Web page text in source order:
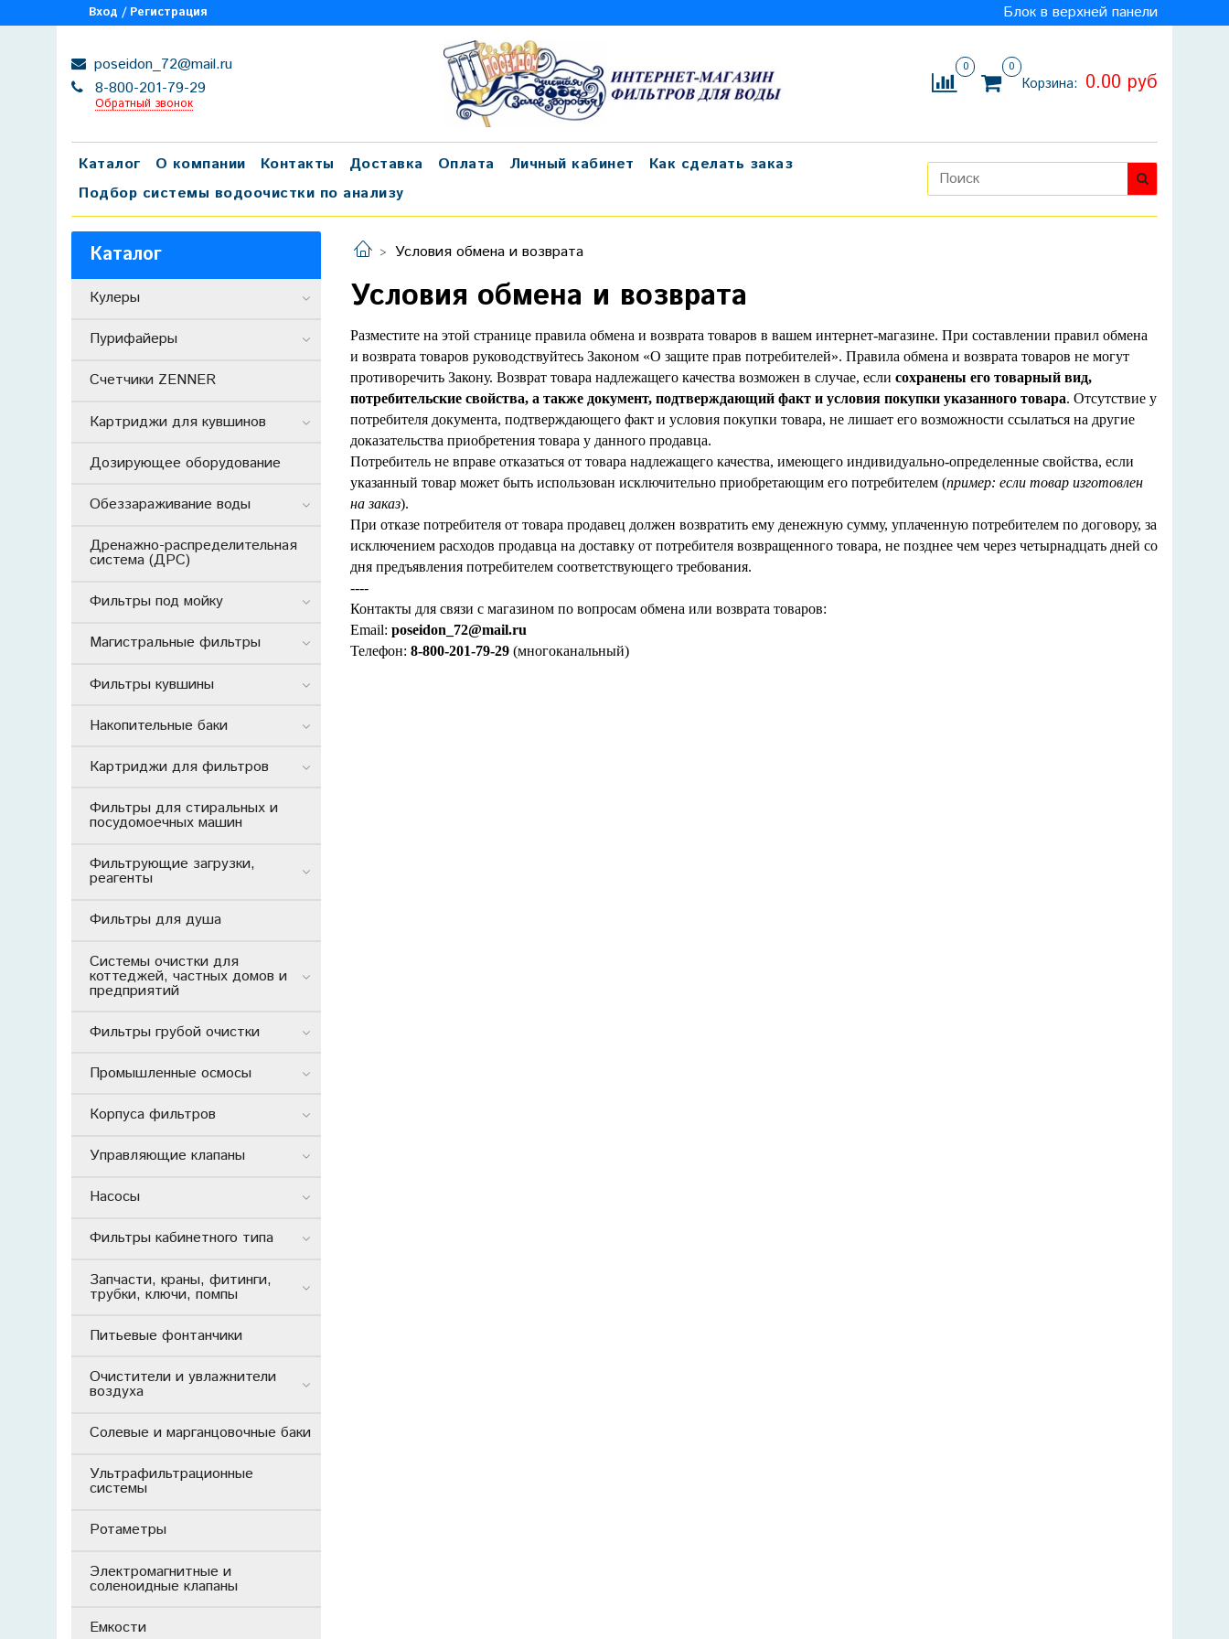
Вход / Регистрация Блок в верхней панели
poseidon_72@mail.ru
8-800-201-79-29
Обратный звонок
0 0
Корзина: 0.00 руб
Каталог О компании Контакты Доставка Оплата Личный кабинет
Как сделать заказ
Подбор системы водоочистки по анализу
Условия обмена и возврата
Условия обмена и возврата
Разместите на этой странице правила обмена и возврата товаров в вашем интернет-магазине. При составлении правил обмена
и возврата товаров руководствуйтесь Законом «О защите прав потребителей». Правила обмена и возврата товаров не могут
противоречить Закону. Возврат товара надлежащего качества возможен в случае, если сохранены его товарный вид,
потребительские свойства, а также документ, подтверждающий факт и условия покупки указанного товара. Отсутствие у
потребителя документа, подтверждающего факт и условия покупки товара, не лишает его возможности ссылаться на другие
доказательства приобретения товара у данного продавца.
Потребитель не вправе отказаться от товара надлежащего качества, имеющего индивидуально-определенные свойства, если
указанный товар может быть использован исключительно приобретающим его потребителем (пример: если товар изготовлен
на заказ).
При отказе потребителя от товара продавец должен возвратить ему денежную сумму, уплаченную потребителем по договору, за
исключением расходов продавца на доставку от потребителя возвращенного товара, не позднее чем через четырнадцать дней со
дня предъявления потребителем соответствующего требования.
----
Контакты для связи с магазином по вопросам обмена или возврата товаров:
Email: poseidon_72@mail.ru
Телефон: 8-800-201-79-29 (многоканальный)
Каталог
Кулеры
Пурифайеры
Счетчики ZENNER
Картриджи для кувшинов
Дозирующее оборудование
Обеззараживание воды
Дренажно-распределительная
система (ДРС)
Фильтры под мойку
Магистральные фильтры
Фильтры кувшины
Накопительные баки
Картриджи для фильтров
Фильтры для стиральных и
посудомоечных машин
Фильтрующие загрузки,
реагенты
Фильтры для душа
Системы очистки для
коттеджей, частных домов и
предприятий
Фильтры грубой очистки
Промышленные осмосы
Корпуса фильтров
Управляющие клапаны
Насосы
Фильтры кабинетного типа
Запчасти, краны, фитинги,
трубки, ключи, помпы
Питьевые фонтанчики
Очистители и увлажнители
воздуха
Солевые и марганцовочные баки
Ультрафильтрационные
системы
Ротаметры
Электромагнитные и
соленоидные клапаны
Емкости